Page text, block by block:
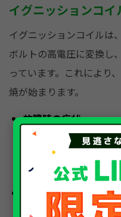
イグニッションコイ
イグニッションコイルは
ボルトの高電圧に変換し
っています。これにより
焼が始まります。
故障時の症状:
エンジンがかかり
エンジンの回転が
加速が悪くなる。
異臭（焦げたよ
点検方法:
目視チェック:イグ